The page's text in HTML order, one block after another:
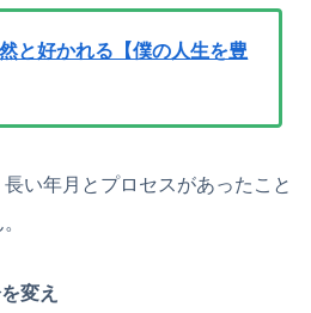
と好かれる【僕の人生を豊
い年月とプロセスがあったこと
変え